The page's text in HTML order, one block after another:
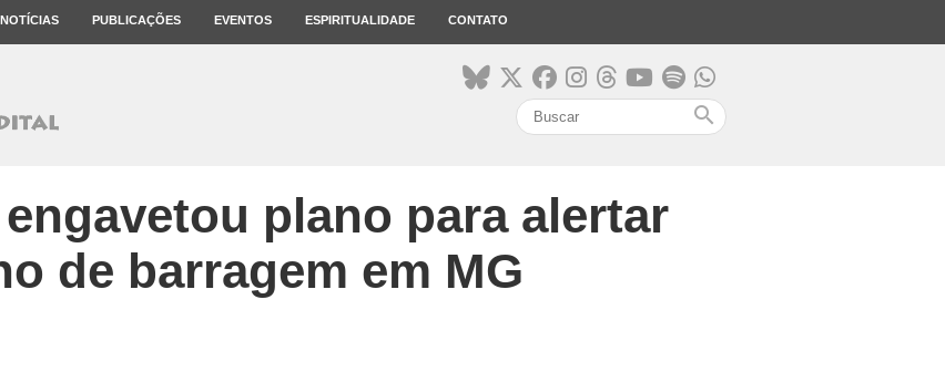
NOTÍCIAS PUBLICAÇÕES EVENTOS ESPIRITUALIDADE CONTATO
search
plano para alertar
de barragem em MG